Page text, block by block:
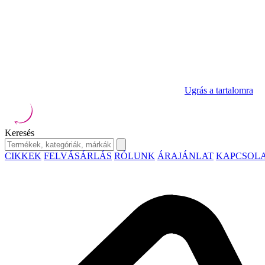
Ugrás a tartalomra
Keresés
CIKKEK FELVÁSÁRLÁS RÓLUNK ÁRAJÁNLAT